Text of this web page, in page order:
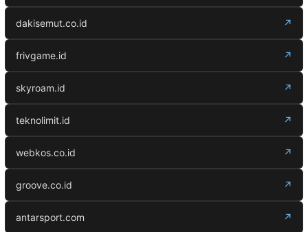
dakisemut.co.id ↗
frivgame.id ↗
skyroam.id ↗
teknolimit.id ↗
webkos.co.id ↗
groove.co.id ↗
antarsport.com ↗